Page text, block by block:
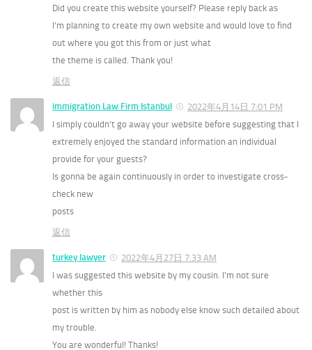
Did you create this website yourself? Please reply back as
I’m planning to create my own website and would love to find
out where you got this from or just what
the theme is called. Thank you!
返信
immigration Law Firm Istanbul
2022年4月14日 7:01 PM
I simply couldn’t go away your website before suggesting that I
extremely enjoyed the standard information an individual
provide for your guests?
Is gonna be again continuously in order to investigate cross-
check new
posts
返信
turkey lawyer
2022年4月27日 7:33 AM
I was suggested this website by my cousin. I’m not sure
whether this
post is written by him as nobody else know such detailed about
my trouble.
You are wonderful! Thanks!